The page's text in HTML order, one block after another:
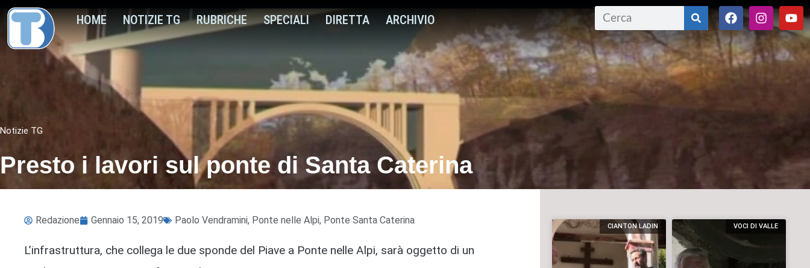
HOME NOTIZIE TG RUBRICHE SPECIALI DIRETTA ARCHIVIO
Notizie TG
Presto i lavori sul ponte di Santa Caterina
Redazione Gennaio 15, 2019 Paolo Vendramini, Ponte nelle Alpi, Ponte Santa Caterina
L’infrastruttura, che collega le due sponde del Piave a Ponte nelle Alpi, sarà oggetto di un
CIANTON LADIN VOCI DI VALLE